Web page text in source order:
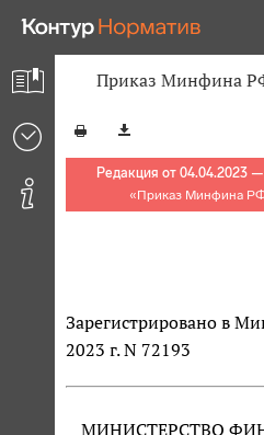
Приказ Минфина
Редакция от 04.04.2023
«Приказ Минфина
Зарегистрировано в
2023 г. N 72193
МИНИСТЕРСТВО